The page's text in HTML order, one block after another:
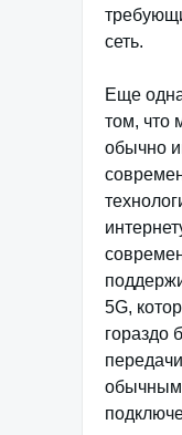
сеть.
Еще
том, что
обычно
5G,
гораздо